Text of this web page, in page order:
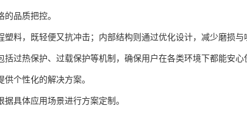
品质把控。
料，既轻便又抗冲击；内部结构则通过优化设计，减少磨损与
过热保护、过载保护等机制，确保用户在各类环境下都能安心
个性化的解决方案。
具体应用场景进行方案定制。